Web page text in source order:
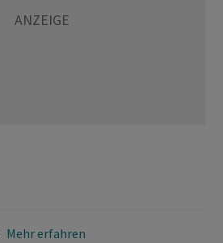
Mehr erfahren